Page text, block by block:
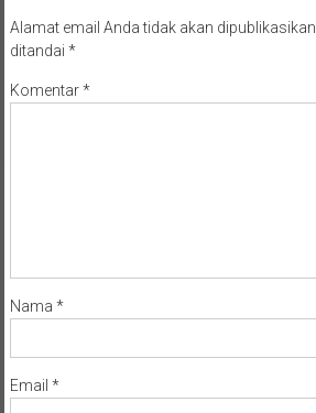
Alamat email Anda tidak akan dipublikasikan.
ditandai *
Komentar*
Nama *
Email *